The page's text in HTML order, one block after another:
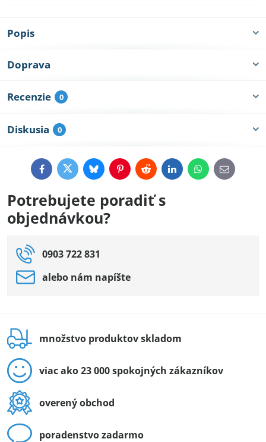
Popis
Doprava
Recenzie 0
Diskusia 0
FacebookTwitterBlueskyPinterestRedditLinkedInWhatsApp
E-
mail
Potrebujete poradiť s
objednávkou?
0903 722 831
alebo nám napíšte
množstvo produktov skladom
viac ako 23 000 spokojných zákazníkov
overený obchod
poradenstvo zadarmo